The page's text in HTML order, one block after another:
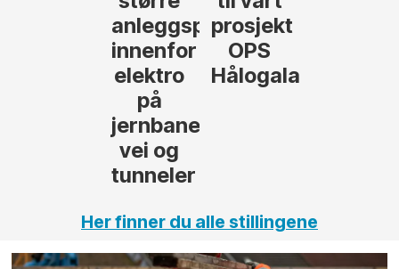
Hålogalandsvegen
Her finner du alle stillingene